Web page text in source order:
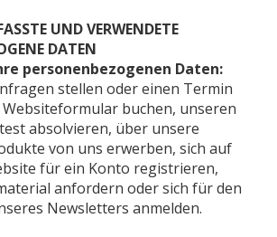
UND VERWENDETE
DATEN
personenbezogenen Daten:
stellen oder einen Termin
buchen, unseren
absolvieren, über unsere
von uns erwerben, sich auf
für ein Konto registrieren,
anfordern oder sich für den
Newsletters anmelden.